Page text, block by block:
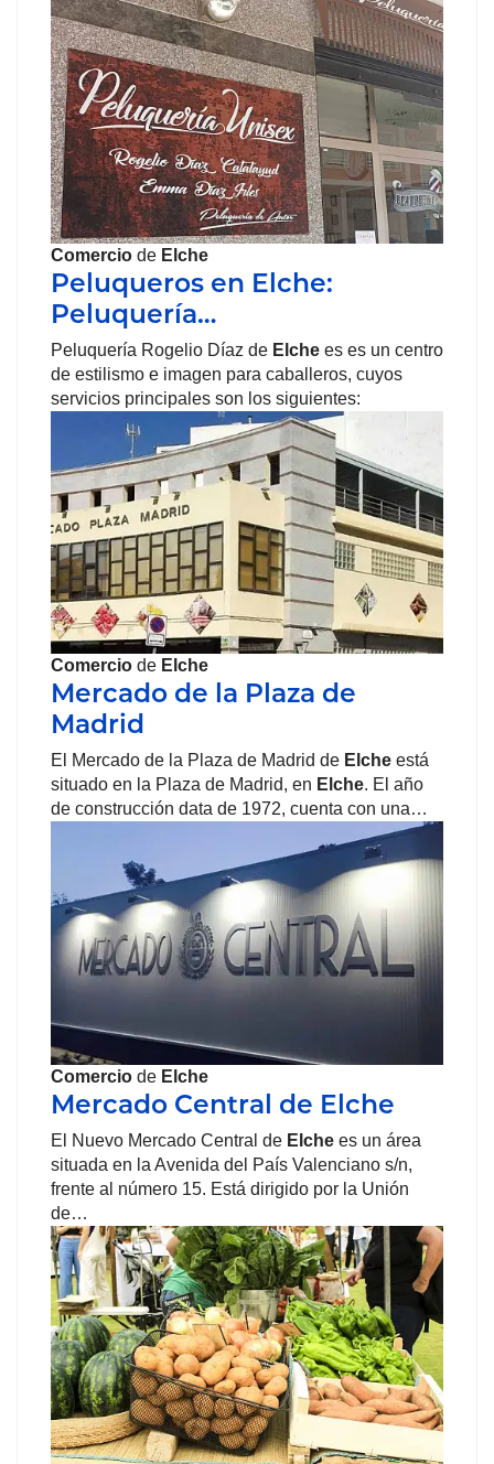
Comercio de Elche
Peluqueros en Elche:
Peluquería…
Peluquería Rogelio Díaz de Elche es es un centro
de estilismo e imagen para caballeros, cuyos
servicios principales son los siguientes:
Comercio de Elche
Mercado de la Plaza de
Madrid
El Mercado de la Plaza de Madrid de Elche está
situado en la Plaza de Madrid, en Elche. El año
de construcción data de 1972, cuenta con una…
Comercio de Elche
Mercado Central de Elche
El Nuevo Mercado Central de Elche es un área
situada en la Avenida del País Valenciano s/n,
frente al número 15. Está dirigido por la Unión
de…